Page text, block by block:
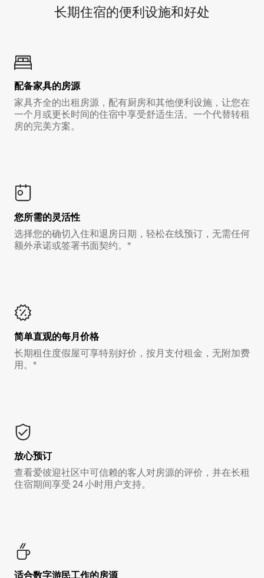
长期住宿的便利设施和好处
配备家具的房源
家具齐全的出租房源，配有厨房和其他便利设施，让您在
一个月或更长时间的住宿中享受舒适生活。一个代替转租
房的完美方案。
您所需的灵活性
选择您的确切入住和退房日期，轻松在线预订，无需任何
额外承诺或签署书面契约。*
简单直观的每月价格
长期租住度假屋可享特别好价，按月支付租金，无附加费
用。*
放心预订
查看爱彼迎社区中可信赖的客人对房源的评价，并在长租
住宿期间享受 24 小时用户支持。
适合数字游民工作的房源